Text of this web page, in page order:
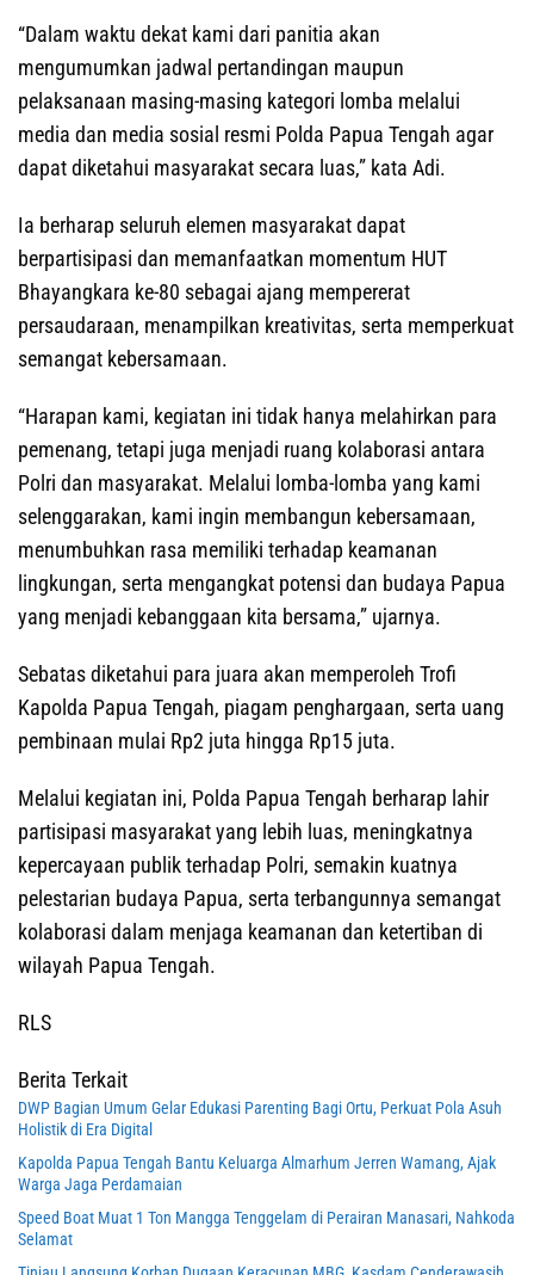
“Dalam waktu dekat kami dari panitia akan
mengumumkan jadwal pertandingan maupun
pelaksanaan masing-masing kategori lomba melalui
media dan media sosial resmi Polda Papua Tengah agar
dapat diketahui masyarakat secara luas,” kata Adi.
Ia berharap seluruh elemen masyarakat dapat
berpartisipasi dan memanfaatkan momentum HUT
Bhayangkara ke-80 sebagai ajang mempererat
persaudaraan, menampilkan kreativitas, serta memperkuat
semangat kebersamaan.
“Harapan kami, kegiatan ini tidak hanya melahirkan para
pemenang, tetapi juga menjadi ruang kolaborasi antara
Polri dan masyarakat. Melalui lomba-lomba yang kami
selenggarakan, kami ingin membangun kebersamaan,
menumbuhkan rasa memiliki terhadap keamanan
lingkungan, serta mengangkat potensi dan budaya Papua
yang menjadi kebanggaan kita bersama,” ujarnya.
Sebatas diketahui para juara akan memperoleh Trofi
Kapolda Papua Tengah, piagam penghargaan, serta uang
pembinaan mulai Rp2 juta hingga Rp15 juta.
Melalui kegiatan ini, Polda Papua Tengah berharap lahir
partisipasi masyarakat yang lebih luas, meningkatnya
kepercayaan publik terhadap Polri, semakin kuatnya
pelestarian budaya Papua, serta terbangunnya semangat
kolaborasi dalam menjaga keamanan dan ketertiban di
wilayah Papua Tengah.
RLS
Berita Terkait
DWP Bagian Umum Gelar Edukasi Parenting Bagi Ortu, Perkuat Pola Asuh
Holistik di Era Digital
Kapolda Papua Tengah Bantu Keluarga Almarhum Jerren Wamang, Ajak
Warga Jaga Perdamaian
Speed Boat Muat 1 Ton Mangga Tenggelam di Perairan Manasari, Nahkoda
Selamat